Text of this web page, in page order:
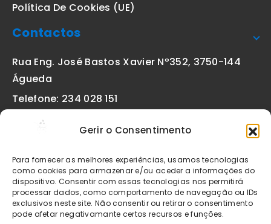
Gerir o Consentimento
Para fornecer as melhores experiências, usamos tecnologias
como cookies para armazenar e/ou aceder a informações do
dispositivo. Consentir com essas tecnologias nos permitirá
processar dados, como comportamento de navegação ou IDs
exclusivos neste site. Não consentir ou retirar o consentimento
pode afetar negativamante certos recursos e funções.
Política De Cookies (UE)
Contactos
Rua Eng. José Bastos Xavier Nº352, 3750-144
Águeda
Telefone: 234 028 151
geral@etiquetas-online.pt
Os preços indicados incluem IVA à taxa legal em vigor. Todos
os artigos apresentados no site encontram-se sujeitos à
disponibilidade de stock após confirmação da encomenda. As